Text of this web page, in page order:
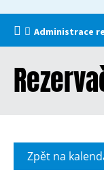
Administrace
Zpět na